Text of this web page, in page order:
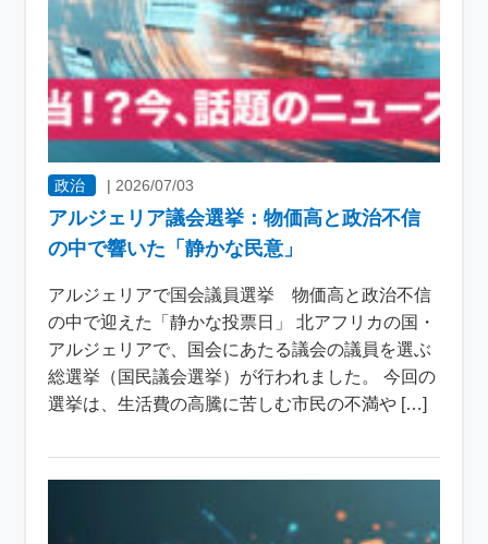
政治 | 2026/07/03
アルジェリア議会選挙：物価高と政治不信
の中で響いた「静かな民意」
アルジェリアで国会議員選挙 物価高と政治不信
の中で迎えた「静かな投票日」 北アフリカの国・
アルジェリアで、国会にあたる議会の議員を選ぶ
総選挙（国民議会選挙）が行われました。 今回の
選挙は、生活費の高騰に苦しむ市民の不満や […]